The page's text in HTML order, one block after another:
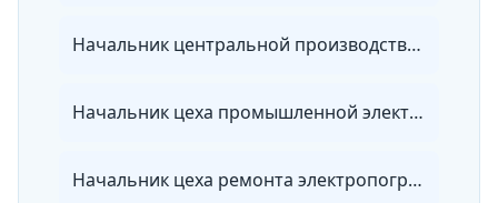
Начальник центральной производственной лаборатории организации электроэнергетики
Начальник цеха промышленной электроники и автоматики
Начальник цеха ремонта электропогружного оборудования